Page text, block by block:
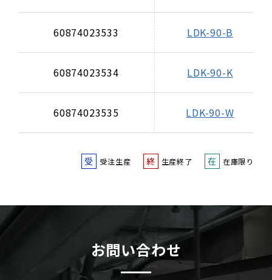
60874023533 LDK-90-B
60874023534 LDK-90-K
60874023535 LDK-90-W
受 受注生産 終 生産終了 在 在庫限り
お問い合わせ